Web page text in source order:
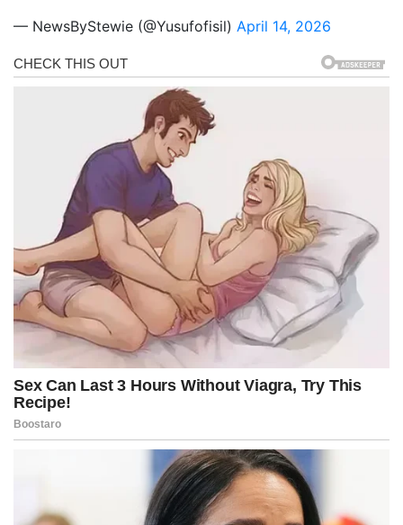
— NewsByStewie (@Yusufofisil) April 14, 2026